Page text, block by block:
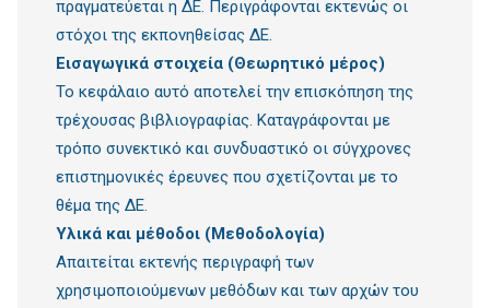
πραγματεύεται η ΔΕ. Περιγράφονται εκτενώς οι
στόχοι της εκπονηθείσας ΔΕ.
Εισαγωγικά στοιχεία (Θεωρητικό μέρος)
Το κεφάλαιο αυτό αποτελεί την επισκόπηση της
τρέχουσας βιβλιογραφίας. Καταγράφονται με
τρόπο συνεκτικό και συνδυαστικό οι σύγχρονες
επιστημονικές έρευνες που σχετίζονται με το
θέμα της ΔΕ.
Υλικά και μέθοδοι (Μεθοδολογία)
Απαιτείται εκτενής περιγραφή των
χρησιμοποιούμενων μεθόδων και των αρχών του